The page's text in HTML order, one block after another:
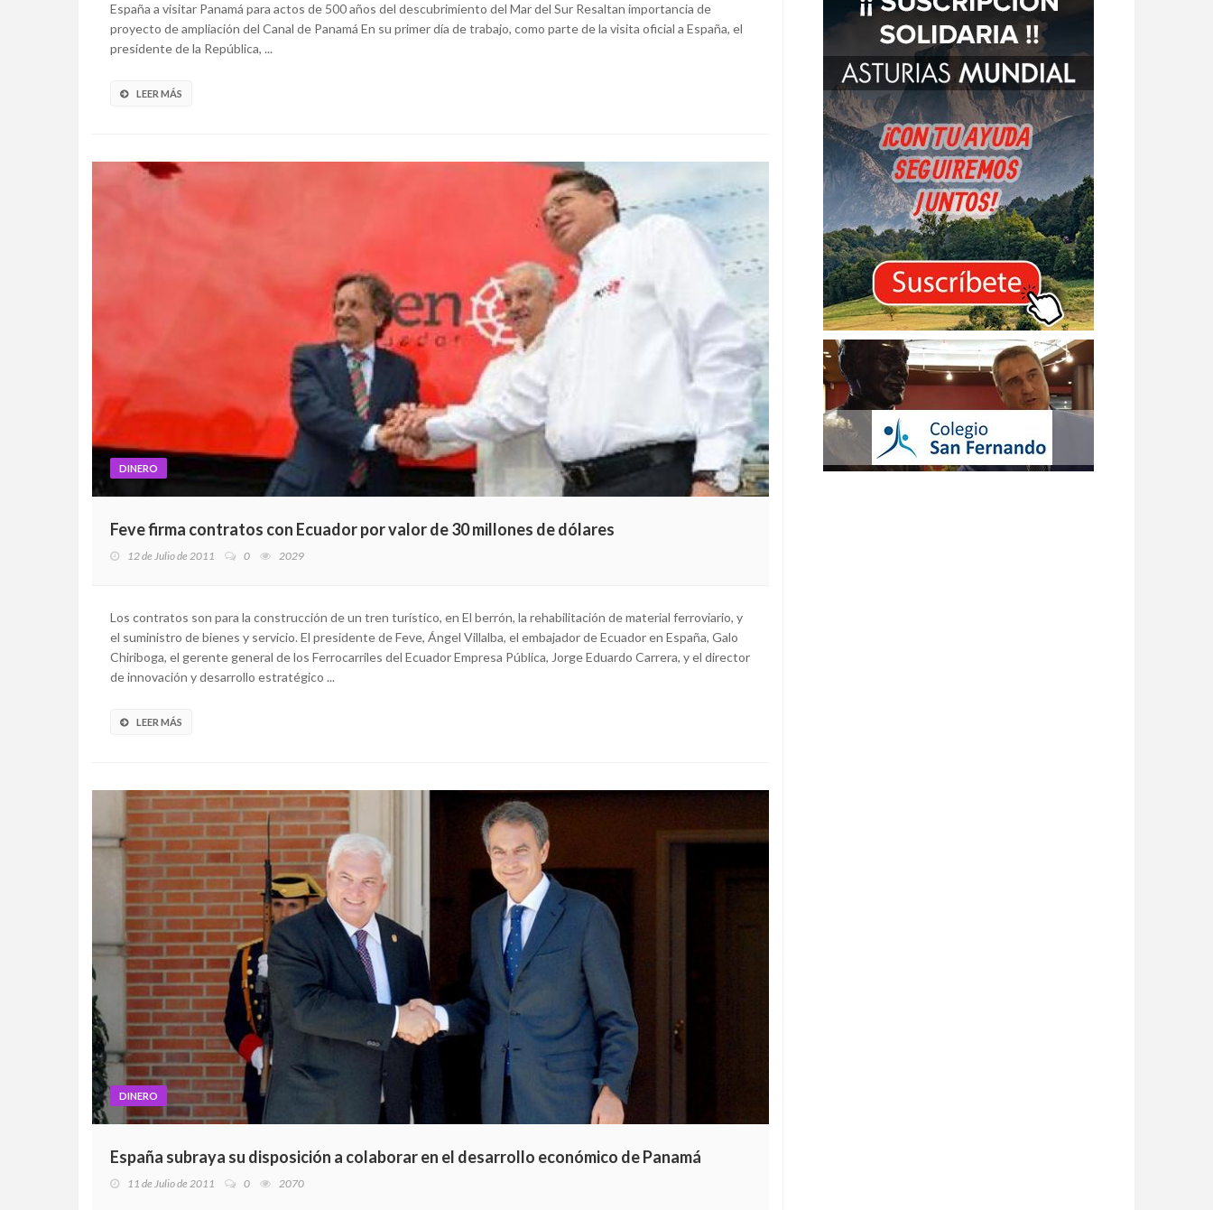
España a visitar Panamá para actos de 500 años del descubrimiento del Mar del Sur Resaltan importancia de
proyecto de ampliación del Canal de Panamá En su primer día de trabajo, como parte de la visita oficial a España, el
presidente de la República, ...
LEER MÁS
DINERO
Feve firma contratos con Ecuador por valor de 30 millones de dólares
12 de Julio de 2011 0 2029
Los contratos son para la construcción de un tren turístico, en El berrón, la rehabilitación de material ferroviario, y
el suministro de bienes y servicio. El presidente de Feve, Ángel Villalba, el embajador de Ecuador en España, Galo
Chiriboga, el gerente general de los Ferrocarriles del Ecuador Empresa Pública, Jorge Eduardo Carrera, y el director
de innovación y desarrollo estratégico ...
LEER MÁS
DINERO
España subraya su disposición a colaborar en el desarrollo económico de Panamá
11 de Julio de 2011 0 2070